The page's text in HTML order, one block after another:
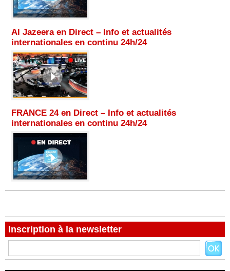
Al Jazeera en Direct – Info et actualités
internationales en continu 24h/24
FRANCE 24 en Direct – Info et actualités
internationales en continu 24h/24
Inscription à la newsletter